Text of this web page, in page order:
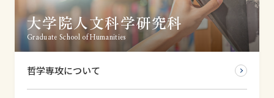
大学院人文科学研究科
Graduate School of Humanities
哲学専攻について
学習院大学哲学会
学習院大学